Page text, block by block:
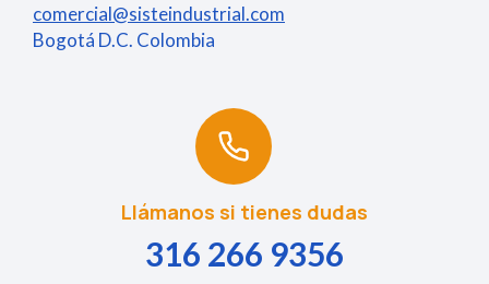
comercial@sisteindustrial.com
Bogotá D.C. Colombia
Llámanos si tienes dudas
316 266 9356